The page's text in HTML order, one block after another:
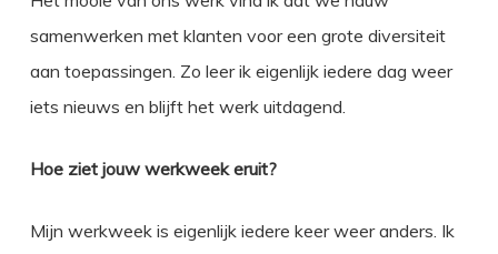
samenwerken met klanten voor een grote diversiteit
aan toepassingen. Zo leer ik eigenlijk iedere dag weer
iets nieuws en blijft het werk uitdagend.
Hoe ziet jouw werkweek eruit?
Mijn werkweek is eigenlijk iedere keer weer anders. Ik